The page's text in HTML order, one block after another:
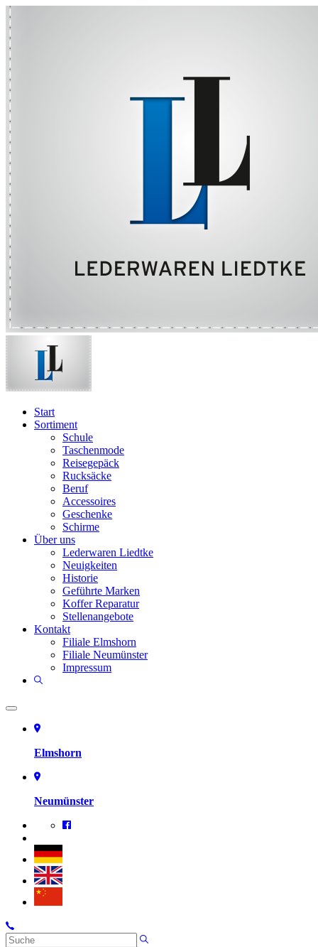
Start
Sortiment
Schule
Taschenmode
Reisegepäck
Rucksäcke
Beruf
Accessoires
Geschenke
Schirme
Über uns
Lederwaren Liedtke
Neuigkeiten
Historie
Geführte Marken
Koffer Reparatur
Stellenangebote
Kontakt
Filiale Elmshorn
Filiale Neumünster
Impressum
Elmshorn
Neumünster